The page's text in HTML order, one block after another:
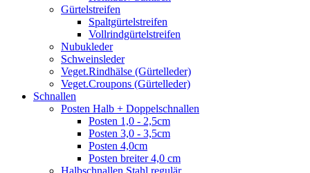
Gürtelstreifen
Spaltgürtelstreifen
Vollrindgürtelstreifen
Nubukleder
Schweinsleder
Veget.Rindhälse (Gürtelleder)
Veget.Croupons (Gürtelleder)
Schnallen
Posten Halb + Doppelschnallen
Posten 1,0 - 2,5cm
Posten 3,0 - 3,5cm
Posten 4,0cm
Posten breiter 4,0 cm
Halbschnallen Stahl regulär